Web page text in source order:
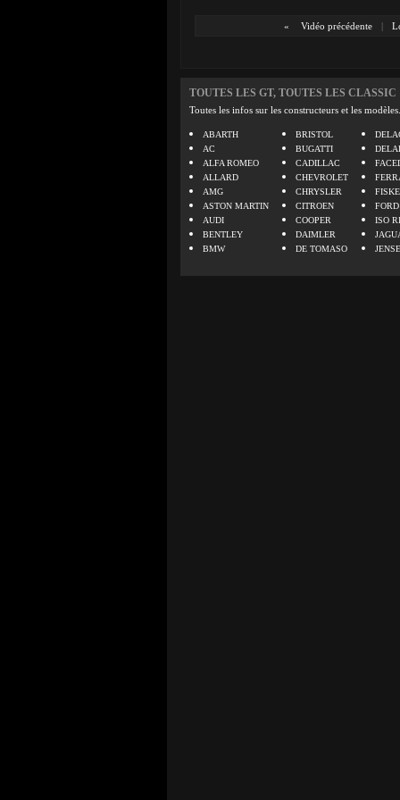
« Vidéo précédente |
TOUTES LES GT, TOUTES LES CLASSIC
Toutes les infos sur les constructeurs et les modèles.
ABARTH
AC
ALFA ROMEO
ALLARD
AMG
ASTON MARTIN
AUDI
BENTLEY
BMW
BRISTOL
BUGATTI
CADILLAC
CHEVROLET
CHRYSLER
CITROEN
COOPER
DAIMLER
DE TOMASO
FORD
ISO